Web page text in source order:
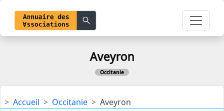
Aveyron
Occitanie
Accueil Occitanie Aveyron